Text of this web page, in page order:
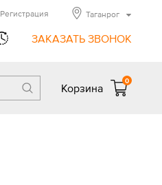
ЗАКАЗАТЬ ЗВОНОК
Регистрация Таганрог
Корзина
0